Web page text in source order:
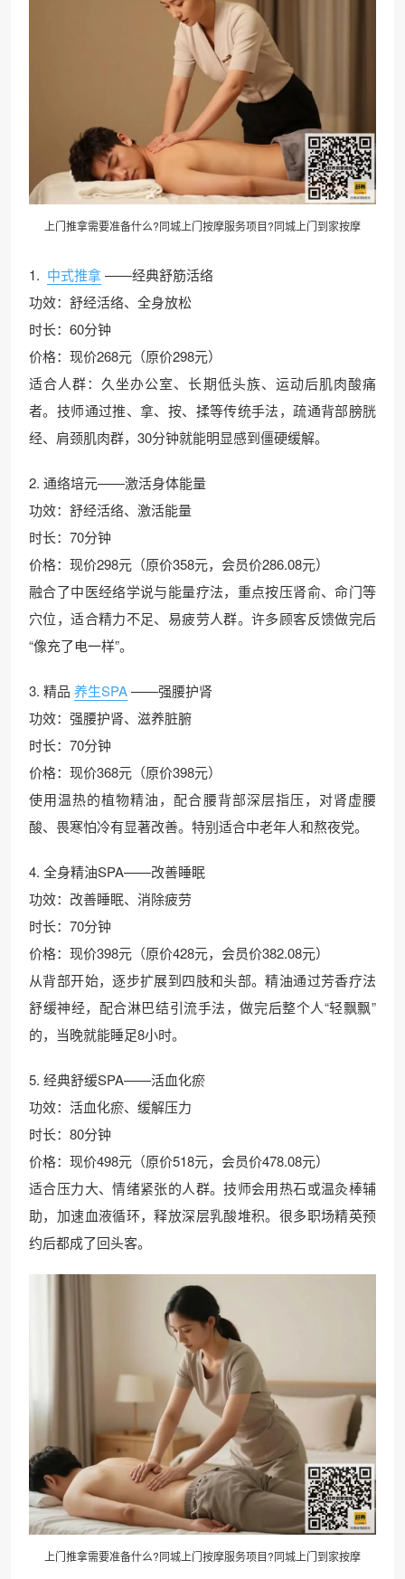
上门推拿需要准备什么?同城上门按摩服务项目?同城上门到家按摩
1. 中式推拿——经典舒筋活络
功效：舒经活络、全身放松
时长：60分钟
价格：现价268元（原价298元）
适合人群：久坐办公室、长期低头族、运动后肌肉酸痛
者。技师通过推、拿、按、揉等传统手法，疏通背部膀胱
经、肩颈肌肉群，30分钟就能明显感到僵硬缓解。
2. 通络培元——激活身体能量
功效：舒经活络、激活能量
时长：70分钟
价格：现价298元（原价358元，会员价286.08元）
融合了中医经络学说与能量疗法，重点按压肾俞、命门等
穴位，适合精力不足、易疲劳人群。许多顾客反馈做完后
“像充了电一样”。
3. 精品 养生SPA——强腰护肾
功效：强腰护肾、滋养脏腑
时长：70分钟
价格：现价368元（原价398元）
使用温热的植物精油，配合腰背部深层指压，对肾虚腰
酸、畏寒怕冷有显著改善。特别适合中老年人和熬夜党。
4. 全身精油SPA——改善睡眠
功效：改善睡眠、消除疲劳
时长：70分钟
价格：现价398元（原价428元，会员价382.08元）
从背部开始，逐步扩展到四肢和头部。精油通过芳香疗法
舒缓神经，配合淋巴结引流手法，做完后整个人“轻飘飘”
的，当晚就能睡足8小时。
5. 经典舒缓SPA——活血化瘀
功效：活血化瘀、缓解压力
时长：80分钟
价格：现价498元（原价518元，会员价478.08元）
适合压力大、情绪紧张的人群。技师会用热石或温灸棒辅
助，加速血液循环，释放深层乳酸堆积。很多职场精英预
约后都成了回头客。
上门推拿需要准备什么?同城上门按摩服务项目?同城上门到家按摩